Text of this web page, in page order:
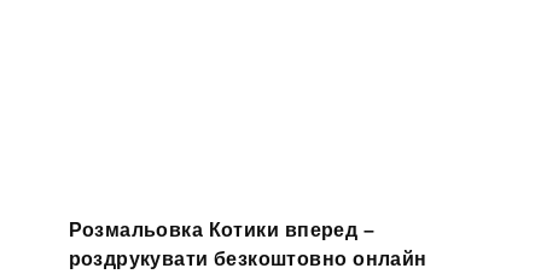
Розмальовка Котики вперед –
роздрукувати безкоштовно онлайн